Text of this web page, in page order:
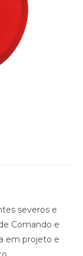
severos e
Comando e
em projeto e